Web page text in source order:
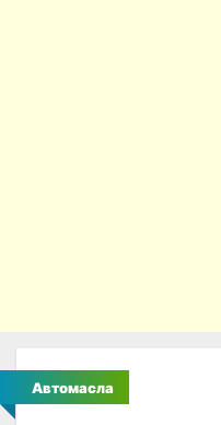
Автомасла